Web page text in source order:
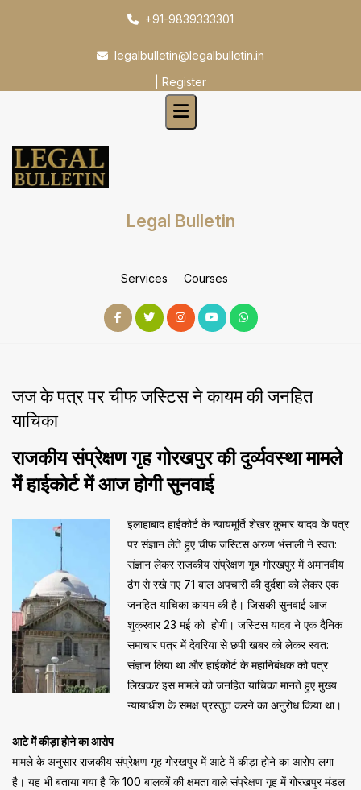
+91-9839333301
legalbulletin@legalbulletin.in
Register
Legal Bulletin
Services Courses
जज के पत्र पर चीफ जस्टिस ने कायम की जनहित
याचिका
राजकीय संप्रेक्षण गृह गोरखपुर की दुर्व्यवस्था मामले
में हाईकोर्ट में आज होगी सुनवाई
इलाहाबाद हाईकोर्ट के न्यायमूर्ति शेखर कुमार यादव के पत्र
पर संज्ञान लेते हुए चीफ जस्टिस अरुण भंसाली ने स्वत:
संज्ञान लेकर राजकीय संप्रेक्षण गृह गोरखपुर में अमानवीय
ढंग से रखे गए 71 बाल अपचारी की दुर्दशा को लेकर एक
जनहित याचिका कायम की है। जिसकी सुनवाई आज
शुक्रवार 23 मई को होगी। जस्टिस यादव ने एक दैनिक
समाचार पत्र में देवरिया से छपी खबर को लेकर स्वत:
संज्ञान लिया था और हाईकोर्ट के महानिबंधक को पत्र
लिखकर इस मामले को जनहित याचिका मानते हुए मुख्य
न्यायाधीश के समक्ष प्रस्तुत करने का अनुरोध किया था।
आटे में कीड़ा होने का आरोप
मामले के अनुसार राजकीय संप्रेक्षण गृह गोरखपुर में आटे में कीड़ा होने का आरोप लगा
है। यह भी बताया गया है कि 100 बालकों की क्षमता वाले संप्रेक्षण गृह में गोरखपुर मंडल